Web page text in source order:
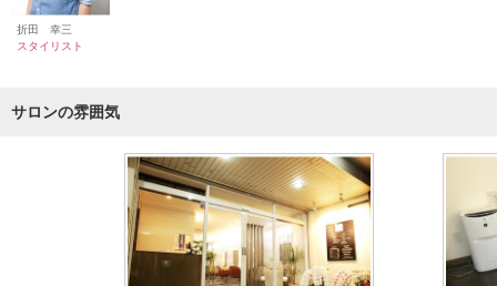
折田 幸三
スタイリスト
サロンの雰囲気